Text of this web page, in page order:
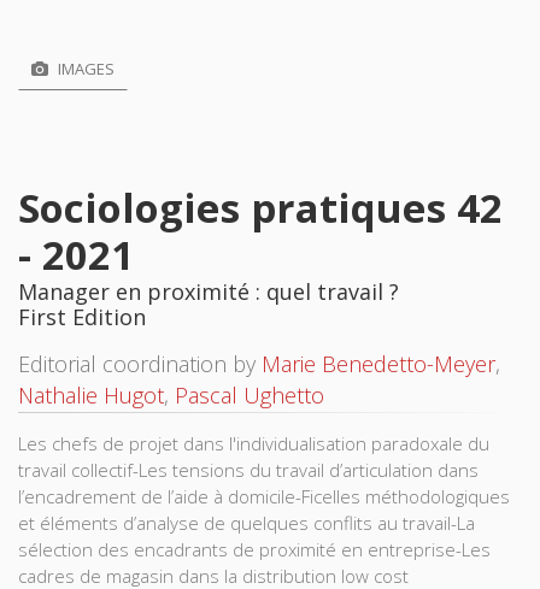
IMAGES
Sociologies pratiques 42
- 2021
Manager en proximité : quel travail ?
First Edition
Editorial coordination by Marie Benedetto-Meyer,
Nathalie Hugot, Pascal Ughetto
Les chefs de projet dans l'individualisation paradoxale du
travail collectif-Les tensions du travail d’articulation dans
l’encadrement de l’aide à domicile-Ficelles méthodologiques
et éléments d’analyse de quelques conflits au travail-La
sélection des encadrants de proximité en entreprise-Les
cadres de magasin dans la distribution low cost